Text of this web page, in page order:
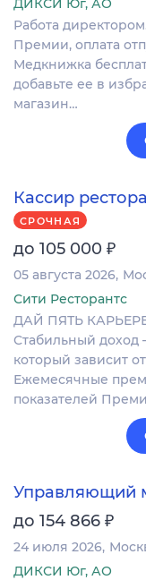
ДИКСИ Юг, АО
Работа
Премии, оплата
Медкнижка
добавьте ее в
магазин…
Кассир
СРОЧНАЯ
до 105 000 ₽
05 августа 2026
Сити Ресторантс
ДАЙ ПЯТЬ КАРЬЕРЕ
Стабильный доход
который зависит
Ежемесячные
показателей
Управляющий
до 154 866 ₽
24 июля 2026
ДИКСИ Юг, АО